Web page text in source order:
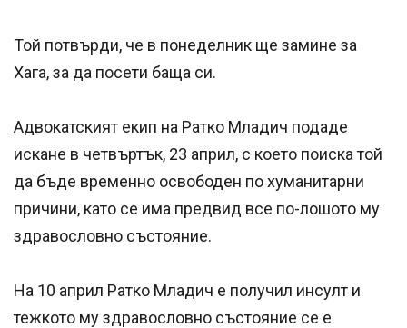
Той потвърди, че в понеделник ще замине за
Хага, за да посети баща си.
Адвокатският екип на Ратко Младич подаде
искане в четвъртък, 23 април, с което поиска той
да бъде временно освободен по хуманитарни
причини, като се има предвид все по-лошото му
здравословно състояние.
На 10 април Ратко Младич е получил инсулт и
тежкото му здравословно състояние се е